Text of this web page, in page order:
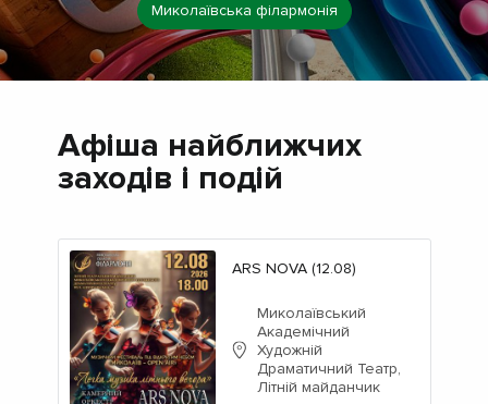
Миколаївська філармонія
Афіша найближчих
заходів і подій
ARS NOVA (12.08)
Миколаївський
Академічний
Художній
Драматичний Театр,
Літній майданчик